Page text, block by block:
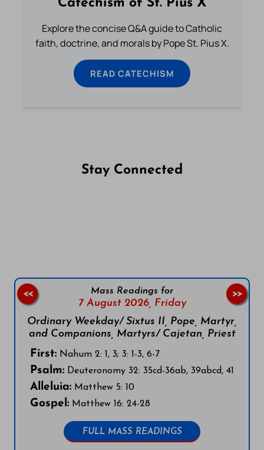
Catechism of St. Pius X
Explore the concise Q&A guide to Catholic
faith, doctrine, and morals by Pope St. Pius X.
READ CATECHISM
Stay Connected
Mass Readings for
7 August 2026, Friday
Ordinary Weekday/ Sixtus II, Pope, Martyr,
and Companions, Martyrs/ Cajetan, Priest
First: Nahum 2: 1, 3; 3: 1-3, 6-7
Psalm: Deuteronomy 32: 35cd-36ab, 39abcd, 41
Alleluia: Matthew 5: 10
Gospel: Matthew 16: 24-28
FULL MASS READINGS
<< >>